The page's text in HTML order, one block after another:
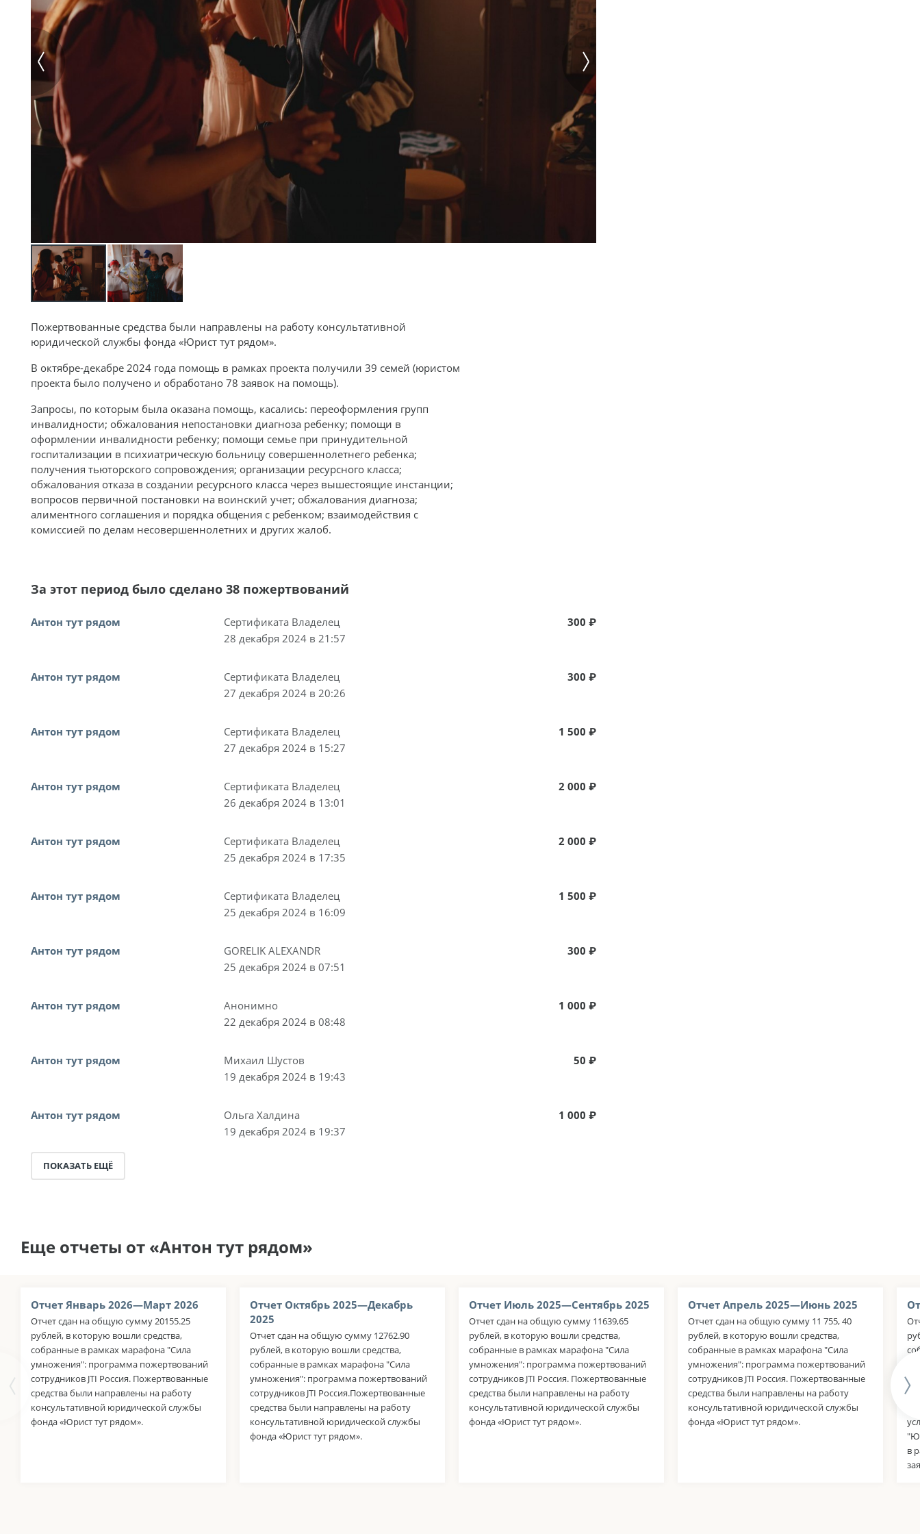
Пожертвованные средства были направлены на работу консультативной
юридической службы фонда «Юрист тут рядом».
В октябре-декабре 2024 года помощь в рамках проекта получили 39 семей (юристом
проекта было получено и обработано 78 заявок на помощь).
Запросы, по которым была оказана помощь, касались: переоформления групп
инвалидности; обжалования непостановки диагноза ребенку; помощи в
оформлении инвалидности ребенку; помощи семье при принудительной
госпитализации в психиатрическую больницу совершеннолетнего ребенка;
получения тьюторского сопровождения; организации ресурсного класса;
обжалования отказа в создании ресурсного класса через вышестоящие инстанции;
вопросов первичной постановки на воинский учет; обжалования диагноза;
алиментного соглашения и порядка общения с ребенком; взаимодействия с
комиссией по делам несовершеннолетних и других жалоб.
За этот период было сделано 38 пожертвований
Антон тут рядом
Сертификата Владелец
28 декабря 2024 в 21:57
300 ₽
Антон тут рядом
Сертификата Владелец
27 декабря 2024 в 20:26
300 ₽
Антон тут рядом
Сертификата Владелец
27 декабря 2024 в 15:27
1 500 ₽
Антон тут рядом
Сертификата Владелец
26 декабря 2024 в 13:01
2 000 ₽
Антон тут рядом
Сертификата Владелец
25 декабря 2024 в 17:35
2 000 ₽
Антон тут рядом
Сертификата Владелец
25 декабря 2024 в 16:09
1 500 ₽
Антон тут рядом
GORELIK ALEXANDR
25 декабря 2024 в 07:51
300 ₽
Антон тут рядом
Анонимно
22 декабря 2024 в 08:48
1 000 ₽
Антон тут рядом
Михаил Шустов
19 декабря 2024 в 19:43
50 ₽
Антон тут рядом
Ольга Халдина
19 декабря 2024 в 19:37
1 000 ₽
ПОКАЗАТЬ ЕЩЁ
Еще отчеты от «Антон тут рядом»
Отчет Январь 2026—Март 2026
Отчет сдан на общую сумму 20155.25
рублей, в которую вошли средства,
собранные в рамках марафона "Сила
умножения": программа пожертвований
сотрудников JTI Россия. Пожертвованные
средства были направлены на работу
консультативной юридической службы
фонда «Юрист тут рядом».
Отчет Октябрь 2025—Декабрь
2025
Отчет сдан на общую сумму 12762.90
рублей, в которую вошли средства,
собранные в рамках марафона "Сила
умножения": программа пожертвований
сотрудников JTI Россия.Пожертвованные
средства были направлены на работу
консультативной юридической службы
фонда «Юрист тут рядом».
Отчет Июль 2025—Сентябрь 2025
Отчет сдан на общую сумму 11639,65
рублей, в которую вошли средства,
собранные в рамках марафона "Сила
умножения": программа пожертвований
сотрудников JTI Россия. Пожертвованные
средства были направлены на работу
консультативной юридической службы
фонда «Юрист тут рядом».
Отчет Апрель 2025—Июнь 2025
Отчет сдан на общую сумму 11 755, 40
рублей, в которую вошли средства,
собранные в рамках марафона "Сила
умножения": программа пожертвований
сотрудников JTI Россия. Пожертвованные
средства были направлены на работу
консультативной юридической службы
фонда «Юрист тут рядом».
в